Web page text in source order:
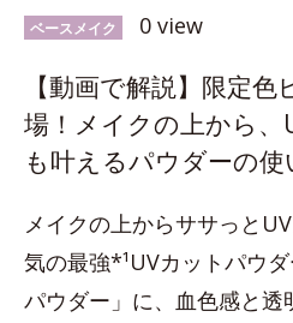
ベースメイク 0 view
【動画で解説】限定
場！メイクの上から、
も叶えるパウダーの使
メイクの上からササっと
気の最強*¹UVカットパウ
パウダー」に、血色感と透